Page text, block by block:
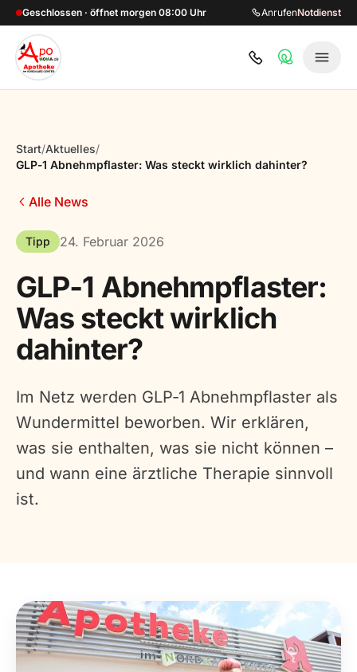
Zum Hauptinhalt springen
Geschlossen · öffnet morgen 08:00 Uhr AnrufenNotdienst
Start/Aktuelles/
GLP‑1 Abnehmpflaster: Was steckt wirklich dahinter?
Alle News
Tipp 24. Februar 2026
GLP‑1 Abnehmpflaster:
Was steckt wirklich
dahinter?
Im Netz werden GLP‑1 Abnehmpflaster als
Wundermittel beworben. Wir erklären,
was sie enthalten, was sie nicht können –
und wann eine ärztliche Therapie sinnvoll
ist.